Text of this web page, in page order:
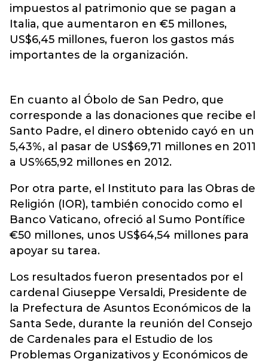
impuestos al patrimonio que se pagan a
Italia, que aumentaron en €5 millones,
US$6,45 millones, fueron los gastos más
importantes de la organización.
En cuanto al Óbolo de San Pedro, que
corresponde a las donaciones que recibe el
Santo Padre, el dinero obtenido cayó en un
5,43%, al pasar de US$69,71 millones en 2011
a US%65,92 millones en 2012.
Por otra parte, el Instituto para las Obras de
Religión (IOR), también conocido como el
Banco Vaticano, ofreció al Sumo Pontífice
€50 millones, unos US$64,54 millones para
apoyar su tarea.
Los resultados fueron presentados por el
cardenal Giuseppe Versaldi, Presidente de
la Prefectura de Asuntos Económicos de la
Santa Sede, durante la reunión del Consejo
de Cardenales para el Estudio de los
Problemas Organizativos y Económicos de